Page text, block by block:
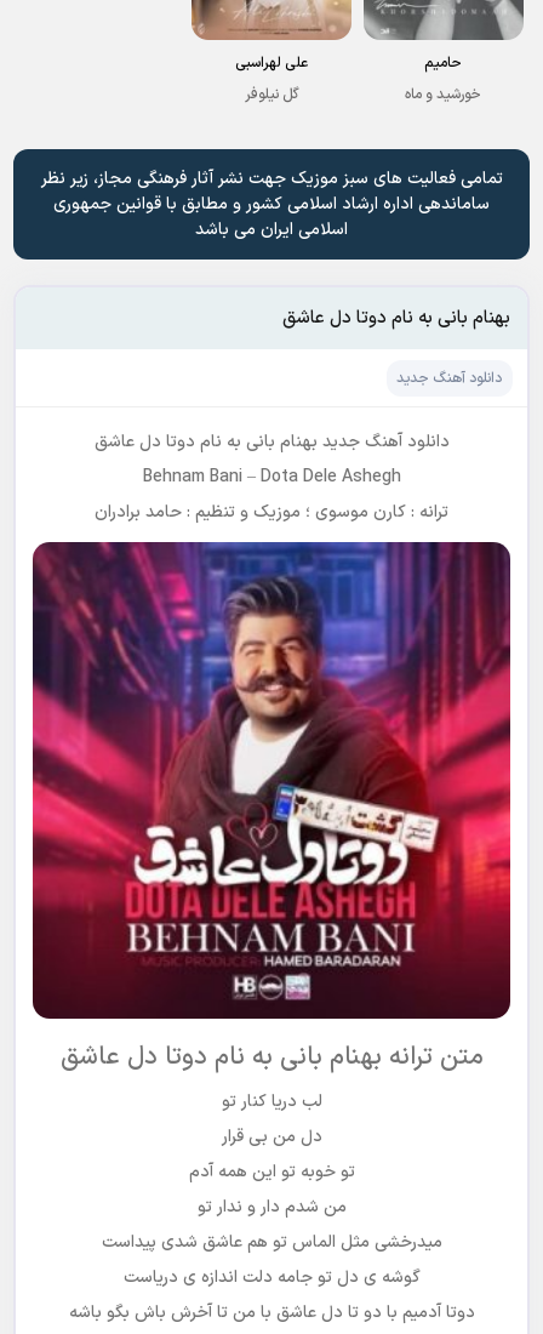
حامیم
خورشید و ماه
علی لهراسبی
گل نیلوفر
تمامی فعالیت های سبز موزیک جهت نشر آثار فرهنگی مجاز، زیر نظر
ساماندهی اداره ارشاد اسلامی کشور و مطابق با قوانین جمهوری
اسلامی ایران می باشد
بهنام بانی به نام دوتا دل عاشق
دانلود آهنگ جدید
دانلود آهنگ جدید بهنام بانی به نام دوتا دل عاشق
Behnam Bani –Dota Dele Ashegh
ترانه : کارن موسوی ؛ موزیک و تنظیم : حامد برادران
متن ترانه بهنام بانی به نام دوتا دل عاشق
لب دریا کنار تو
دل من بی قرار
تو خوبه تو این همه آدم
من شدم دار و ندار تو
میدرخشی مثل الماس تو هم عاشق شدی پیداست
گوشه ی دل تو جامه دلت اندازه ی دریاست
دوتا آدمیم با دو تا دل عاشق با من تا آخرش باش بگو باشه